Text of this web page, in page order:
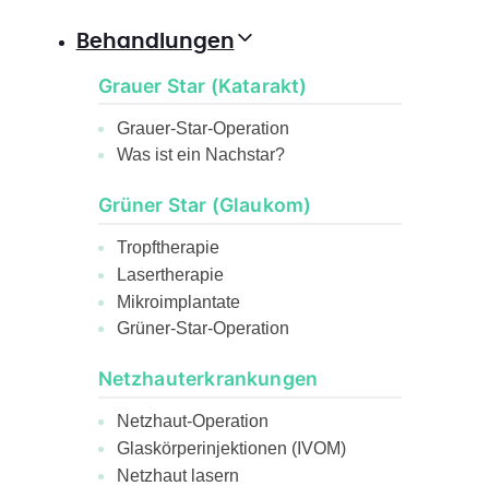
Behandlungen
Grauer Star (Katarakt)
Grauer-Star-Operation
Was ist ein Nachstar?
Grüner Star (Glaukom)
Tropftherapie
Lasertherapie
Mikroimplantate
Grüner-Star-Operation
Netzhauterkrankungen
Netzhaut-Operation
Glaskörperinjektionen (IVOM)
Netzhaut lasern